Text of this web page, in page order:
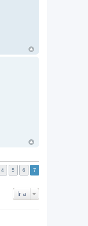
4 5 6 7
Ir a